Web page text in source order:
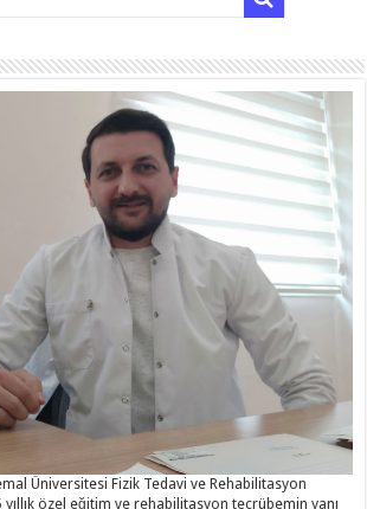
Üniversitesi Fizik Tedavi ve Rehabilitasyon
özel eğitim ve rehabilitasyon tecrübemin yanı